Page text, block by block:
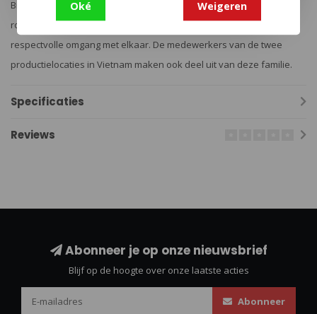
Binnen het team, loopt een level hiërarchie met korte beslissing
routes en zij hechten veel waarde aan persoonlijk contact en
respectvolle omgang met elkaar. De medewerkers van de twee
productielocaties in Vietnam maken ook deel uit van deze familie.
Specificaties
Reviews
Abonneer je op onze nieuwsbrief
Blijf op de hoogte over onze laatste acties
Abonneer
Oké Weigeren